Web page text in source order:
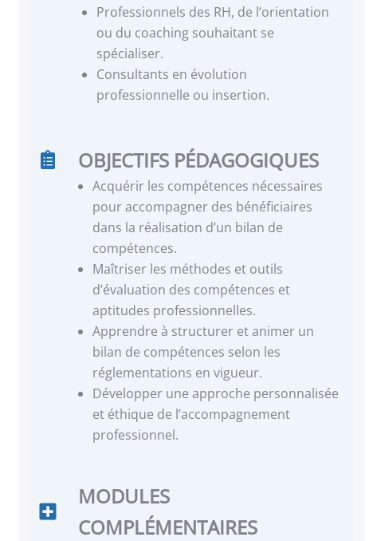
Professionnels des RH, de l’orientation
ou du coaching souhaitant se
spécialiser.
Consultants en évolution
professionnelle ou insertion.
OBJECTIFS PÉDAGOGIQUES
Acquérir les compétences nécessaires
pour accompagner des bénéficiaires
dans la réalisation d’un bilan de
compétences.
Maîtriser les méthodes et outils
d’évaluation des compétences et
aptitudes professionnelles.
Apprendre à structurer et animer un
bilan de compétences selon les
réglementations en vigueur.
Développer une approche personnalisée
et éthique de l’accompagnement
professionnel.
MODULES
COMPLÉMENTAIRES